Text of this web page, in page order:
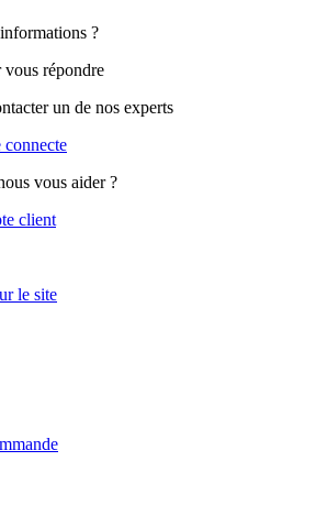
?
vous répondre
un de nos experts
connecte
vous aider ?
client
le site